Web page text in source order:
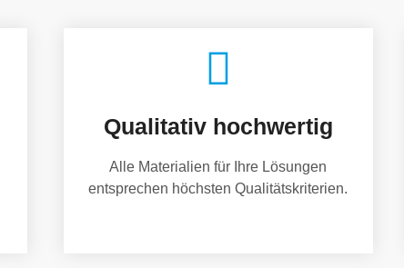
Qualitativ hochwertig
Alle Materialien für Ihre Lösungen
entsprechen höchsten Qualitätskriterien.